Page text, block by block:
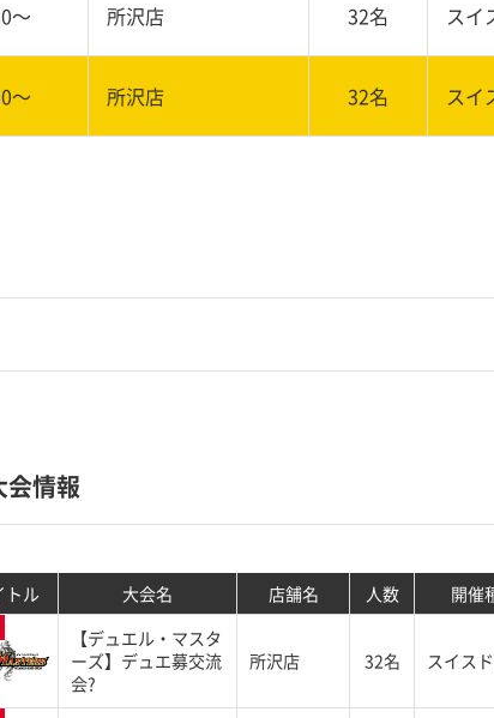
〜 所沢店 32名 スイ
〜 所沢店 32名 スイ
会情報
トル 大会名 店舗名 人数 開催
【デュエル・マスタ
ーズ】デュエ募交流
会?
所沢店 32名 スイス